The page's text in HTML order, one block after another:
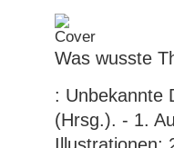
Was wusste
: Unbekannte
(Hrsg.). - 1.